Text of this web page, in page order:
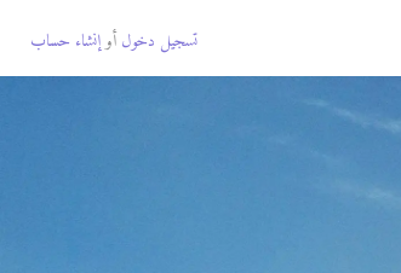
تسجيل دخول أوإنشاء حساب